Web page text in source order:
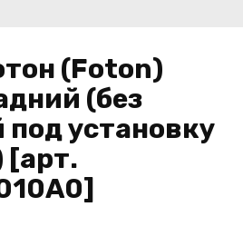
(Foton)
(без
под установку
[арт.